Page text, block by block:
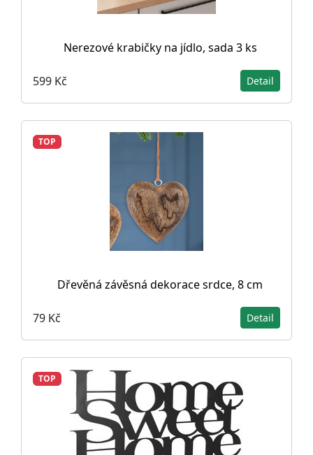
Nerezové krabičky na jídlo, sada 3 ks
599 Kč Detail
TOP
Dřevěná závěsná dekorace srdce, 8 cm
79 Kč Detail
TOP